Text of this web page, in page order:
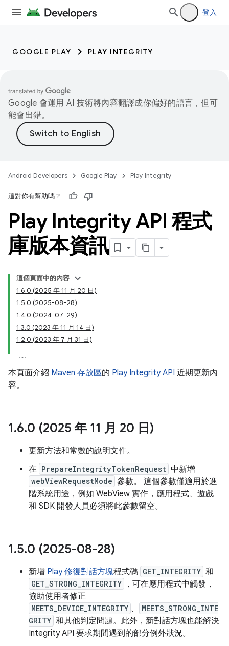
登入
GOOGLE PLAY PLAY INTEGRITY
Google 會運用 AI 技術將內容翻譯成你偏好的語言，但可
能會出錯。
Android Developers Google Play Play Integrity
這對你有幫助嗎？
Play Integrity API 程式
庫版本資訊
這個頁面中的內容
1.6.0 (2025 年 11 月 20 日)
1.5.0 (2025-08-28)
1.4.0 (2024-07-29)
1.3.0 (2023 年 11 月 14 日)
1.2.0 (2023 年 7 月 31 日)
本頁面介紹 Maven 存放區的 Play Integrity API 近期更新內
容。
1.6.0 (2025 年 11 月 20 日)
更新方法和常數的說明文件。
在 PrepareIntegrityTokenRequest 中新增
webViewRequestMode 參數。 這個參數僅適用於進
階系統用途，例如 WebView 實作，應用程式、遊戲
和 SDK 開發人員必須將此參數留空。
1.5.0 (2025-08-28)
新增 Play 修復對話方塊程式碼 GET_INTEGRITY 和
GET_STRONG_INTEGRITY
，可在應用程式中觸發，
協助使用者修正
MEETS_DEVICE_INTEGRITY 、
MEETS_STRONG_INTE
GRITY 和其他判定問題。此外，新對話方塊也能解決
Integrity API 要求期間遇到的部分例外狀況。